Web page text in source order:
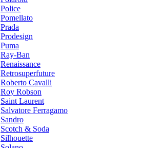
Police
Pomellato
Prada
Prodesign
Puma
Ray-Ban
Renaissance
Retrosuperfuture
Roberto Cavalli
Roy Robson
Saint Laurent
Salvatore Ferragamo
Sandro
Scotch & Soda
Silhouette